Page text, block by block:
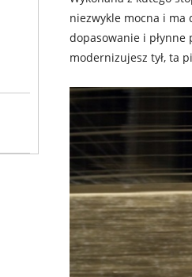
niezwykle mocna i ma
dopasowanie i płynne
modernizujesz tył, ta